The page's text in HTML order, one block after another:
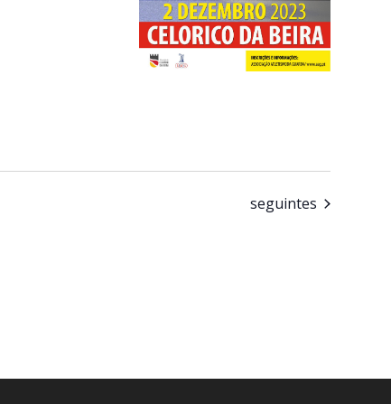
Eventos
seguintes